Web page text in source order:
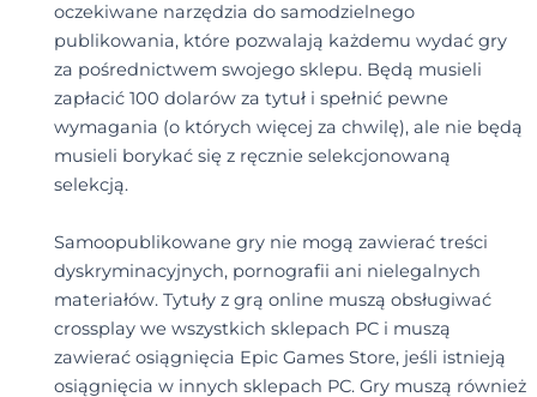
oczekiwane narzędzia do samodzielnego
publikowania, które pozwalają każdemu wydać gry
za pośrednictwem swojego sklepu. Będą musieli
zapłacić 100 dolarów za tytuł i spełnić pewne
wymagania (o których więcej za chwilę), ale nie będą
musieli borykać się z ręcznie selekcjonowaną
selekcją.
Samoopublikowane gry nie mogą zawierać treści
dyskryminacyjnych, pornografii ani nielegalnych
materiałów. Tytuły z grą online muszą obsługiwać
crossplay we wszystkich sklepach PC i muszą
zawierać osiągnięcia Epic Games Store, jeśli istnieją
osiągnięcia w innych sklepach PC. Gry muszą również